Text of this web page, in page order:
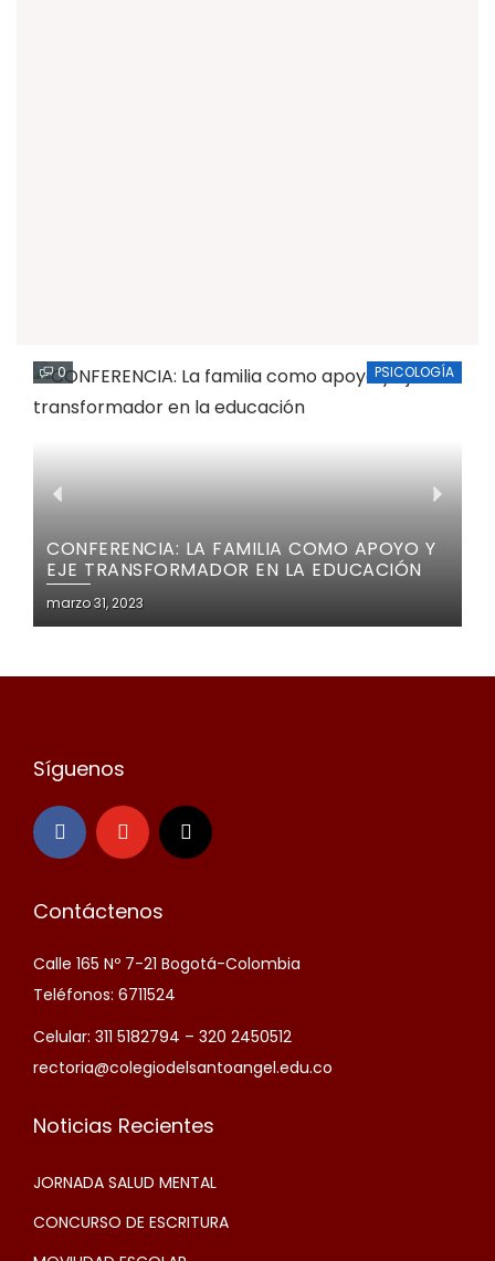
0 PSICOLOGÍA
CONFERENCIA: LA FAMILIA COMO APOYO Y
EJE TRANSFORMADOR EN LA EDUCACIÓN
marzo 31, 2023
Síguenos
Contáctenos
Calle 165 Nº 7-21 Bogotá-Colombia
Teléfonos: 6711524
Celular: 311 5182794 – 320 2450512
rectoria@colegiodelsantoangel.edu.co
Noticias Recientes
JORNADA SALUD MENTAL
CONCURSO DE ESCRITURA